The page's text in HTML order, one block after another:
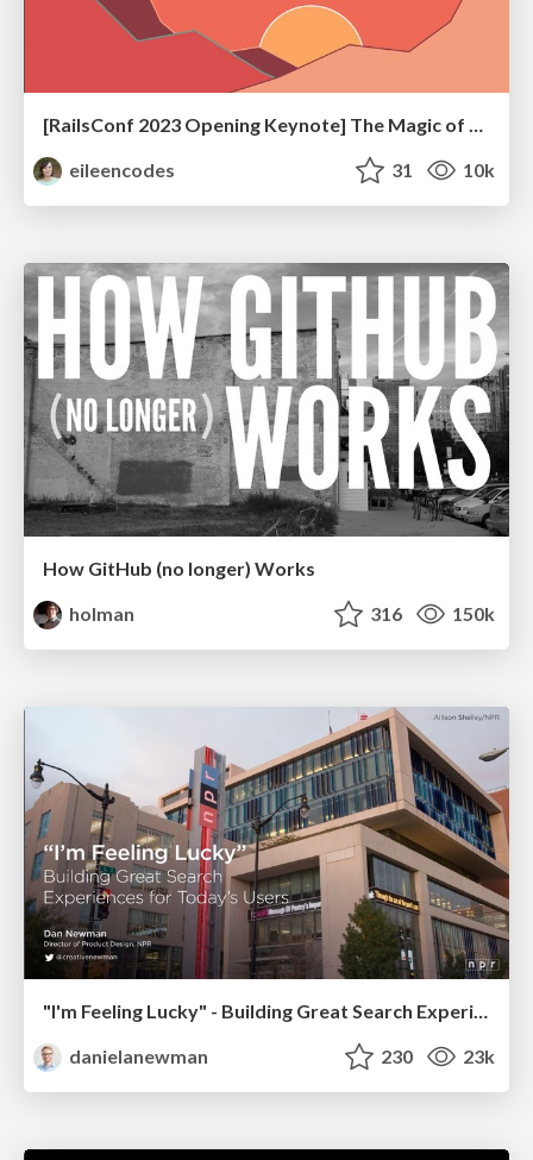
[RailsConf 2023 Opening Keynote] The Magic of Rails
eileencodes
31 10k
How GitHub (no longer) Works
holman
316 150k
"I'm Feeling Lucky" - Building Great Search Experiences for Today's Users (#IAC19)
danielanewman
230 23k